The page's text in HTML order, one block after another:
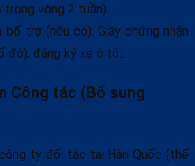
trong vòng 2 tuần).
trợ (nếu có): Giấy chứng nhận
đỏ), đăng ký xe ô tô…
Công tác (Bổ sung
ty đối tác tại Hàn Quốc (thể